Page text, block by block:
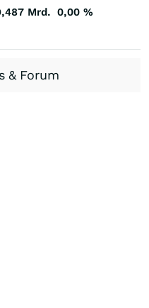
Mrd. 0,00 %
& Forum